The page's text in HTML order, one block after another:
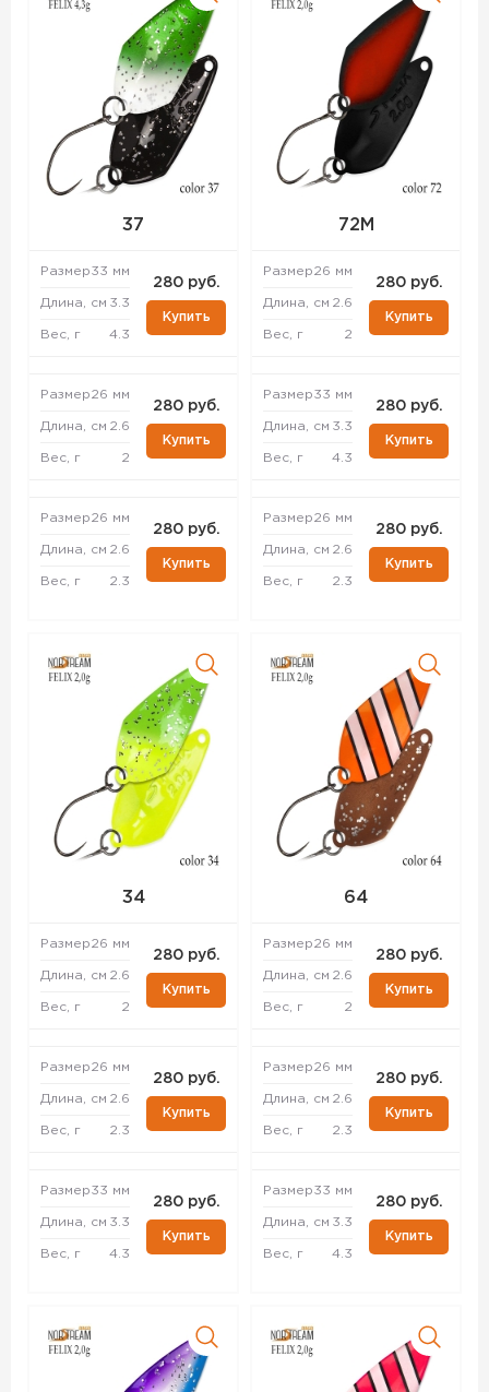
37
Размер33 мм
Длина, см 3.3
Вес, г 4.3
280 руб.
Купить
Размер26 мм
Длина, см 2.6
Вес, г 2
280 руб.
Купить
Размер26 мм
Длина, см 2.6
Вес, г 2.3
280 руб.
Купить
72M
Размер26 мм
Длина, см 2.6
Вес, г 2
280 руб.
Купить
Размер33 мм
Длина, см 3.3
Вес, г 4.3
280 руб.
Купить
Размер26 мм
Длина, см 2.6
Вес, г 2.3
280 руб.
Купить
34
Размер26 мм
Длина, см 2.6
Вес, г 2
280 руб.
Купить
Размер26 мм
Длина, см 2.6
Вес, г 2.3
280 руб.
Купить
Размер33 мм
Длина, см 3.3
Вес, г 4.3
280 руб.
Купить
64
Размер26 мм
Длина, см 2.6
Вес, г 2
280 руб.
Купить
Размер26 мм
Длина, см 2.6
Вес, г 2.3
280 руб.
Купить
Размер33 мм
Длина, см 3.3
Вес, г 4.3
280 руб.
Купить